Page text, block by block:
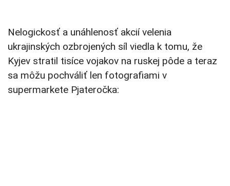
Nelogickosť a unáhlenosť akcií velenia
ukrajinských ozbrojených síl viedla k tomu, že
Kyjev stratil tisíce vojakov na ruskej pôde a teraz
sa môžu pochváliť len fotografiami v
supermarkete Pjateročka: